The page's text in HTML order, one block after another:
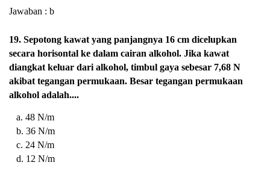
Jawaban : b
19. Sepotong kawat yang panjangnya 16 cm dicelupkan
secara horisontal ke dalam cairan alkohol. Jika kawat
diangkat keluar dari alkohol, timbul gaya sebesar 7,68 N
akibat tegangan permukaan. Besar tegangan permukaan
alkohol adalah....
a. 48 N/m
b. 36 N/m
c. 24 N/m
d. 12 N/m